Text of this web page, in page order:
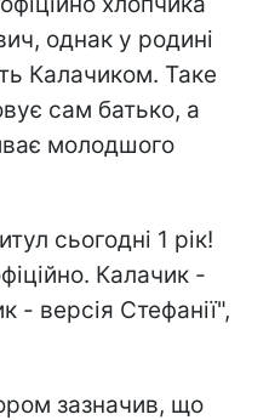
однак у родині
Калачиком. Таке
сам батько, а
молодшого
сьогодні 1 рік!
Калачик -
- версія Стефанії",
зазначив, що